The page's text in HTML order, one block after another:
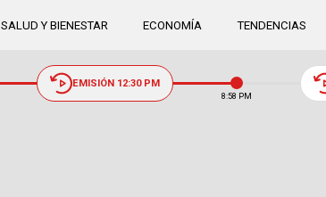
SALUD Y BIENESTAR ECONOMÍA TENDENCIAS
EMISIÓN 12:30 PM
8:58 PM